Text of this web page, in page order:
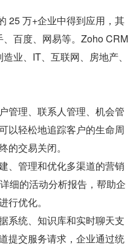
25 万+企业中得到应用，其
百度、网易等。Zoho CRM
业、IT、互联网、房地产、
管理、联系人管理、机会管
以轻松地追踪客户的生命周
的交易关闭。
、管理和优化多渠道的营销
细的活动分析报告，帮助企
行优化。
系统、知识库和实时聊天支
提交服务请求，企业通过统